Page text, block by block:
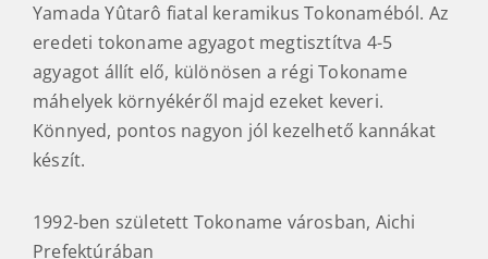
Yamada Yûtarô fiatal keramikus Tokonaméból. Az
eredeti tokoname agyagot megtisztítva 4-5
agyagot állít elő, különösen a régi Tokoname
máhelyek környékéről majd ezeket keveri.
Könnyed, pontos nagyon jól kezelhető kannákat
készít.
1992-ben született Tokoname városban, Aichi
Prefektúrában